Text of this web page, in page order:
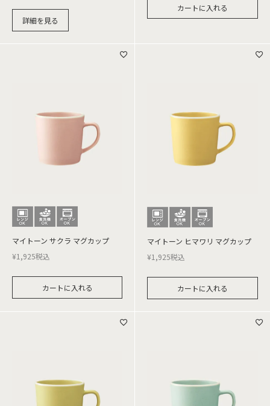
詳細を見る
カートに入れる
マイトーン サクラ マグカップ
¥1,925税込
カートに入れる
マイトーン ヒマワリ マグカップ
¥1,925税込
カートに入れる